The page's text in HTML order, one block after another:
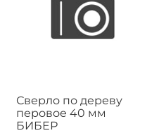
Сверло по дереву
перовое 40 мм
БИБЕР